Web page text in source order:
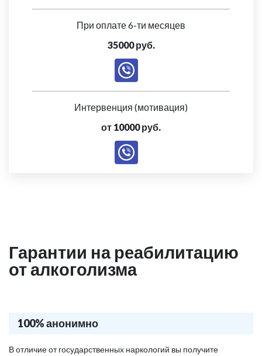
При оплате 6-ти месяцев
35000 руб.
Интервенция (мотивация)
от 10000 руб.
Гарантии на реабилитацию
от алкоголизма
100% анонимно
В отличие от государственных наркологий вы получите